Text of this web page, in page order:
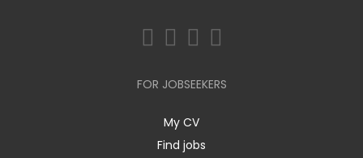
FOR JOBSEEKERS
My CV
Find jobs